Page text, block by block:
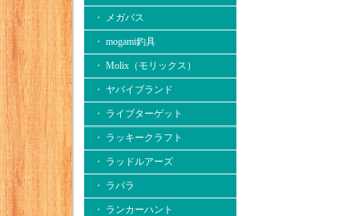
・ メガバス
・ mogami釣具
・ Molix（モリックス）
・ ヤバイブランド
・ ライブターゲット
・ ラッキークラフト
・ ラッドルアーズ
・ ラパラ
・ ランカーハント